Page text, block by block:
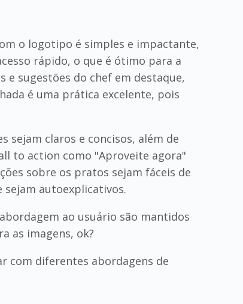
o logotipo é simples e impactante,
rápido, o que é ótimo para a
e sugestões do chef em destaque,
é uma prática excelente, pois
sejam claros e concisos, além de
to action como "Aproveite agora"
sobre os pratos sejam fáceis de
sejam autoexplicativos.
ao usuário são mantidos
as imagens, ok?
com diferentes abordagens de